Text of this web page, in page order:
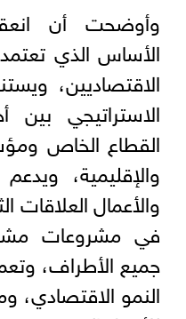
وأوضحت أن
الأساس الذي
الاقتصاديين،
الاستراتيجي
القطاع الخاص
والإقليمية،
والأعمال العلاقات
في مشروعات
جميع الأطراف،
النمو